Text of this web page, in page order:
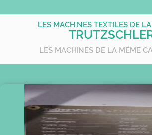
LES MACHINES TEXTILES DE
LES MACHINES DE LA MÊME